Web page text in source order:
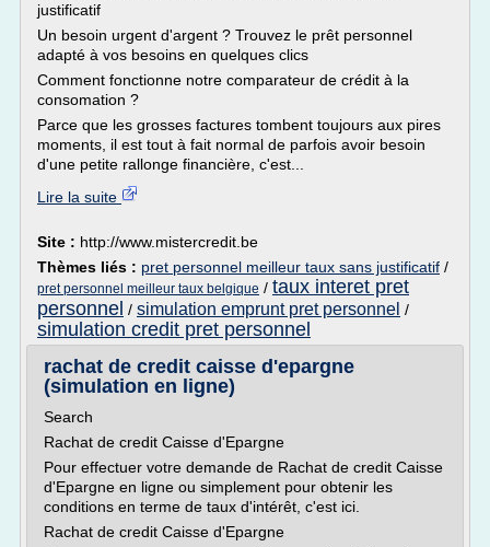
justificatif
Un besoin urgent d'argent ? Trouvez le prêt personnel
adapté à vos besoins en quelques clics
Comment fonctionne notre comparateur de crédit à la
consomation ?
Parce que les grosses factures tombent toujours aux pires
moments, il est tout à fait normal de parfois avoir besoin
d'une petite rallonge financière, c'est...
Lire la suite
Site : http://www.mistercredit.be
Thèmes liés : pret personnel meilleur taux sans justificatif /
pret personnel meilleur taux belgique / taux interet pret
personnel / simulation emprunt pret personnel /
simulation credit pret personnel
rachat de credit caisse d'epargne
(simulation en ligne)
Search
Rachat de credit Caisse d'Epargne
Pour effectuer votre demande de Rachat de credit Caisse
d'Epargne en ligne ou simplement pour obtenir les
conditions en terme de taux d'intérêt, c'est ici.
Rachat de credit Caisse d'Epargne